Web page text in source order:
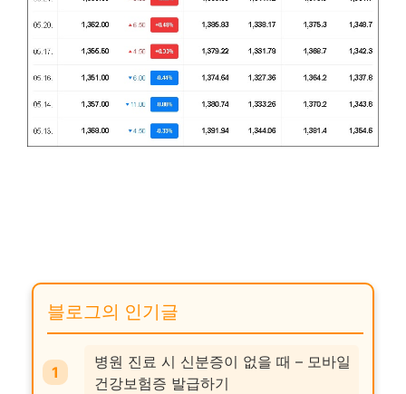
블로그의 인기글
병원 진료 시 신분증이 없을 때 – 모바일
건강보험증 발급하기